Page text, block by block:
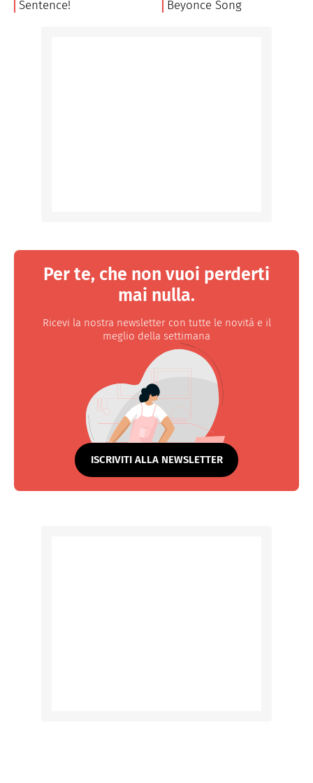
Per te, che non vuoi perderti
mai nulla.
Ricevi la nostra newsletter con tutte le novità e il
meglio della settimana
ISCRIVITI ALLA NEWSLETTER